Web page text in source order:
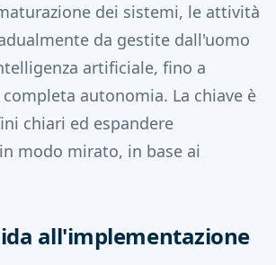
dei sistemi, le attività
da gestite dall'uomo
artificiale, fino a
autonomia. La chiave è
chiari ed espandere
modo mirato, in base ai
all'implementazione